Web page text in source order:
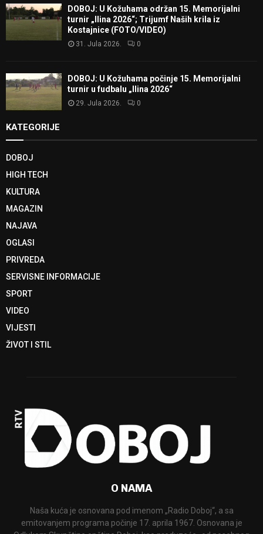
DOBOJ: U Kožuhama održan 15. Memorijalni
turnir „Ilina 2026“; Trijumf Naših krila iz
Kostajnice (FOTO/VIDEO)
31. Jula 2026. 0
DOBOJ: U Kožuhama počinje 15. Memorijalni
turnir u fudbalu „Ilina 2026“
29. Jula 2026. 0
KATEGORIJE
DOBOJ
HIGH TECH
KULTURA
MAGAZIN
NAJAVA
OGLASI
PRIVREDA
SERVISNE INFORMACIJE
SPORT
VIDEO
VIJESTI
ŽIVOT I STIL
O NAMA
Naša kuća je osnovana pod imenom „Radio Doboj“, a sa
emitovanjem programa počinje 17. aprila 1967. Osnovana je